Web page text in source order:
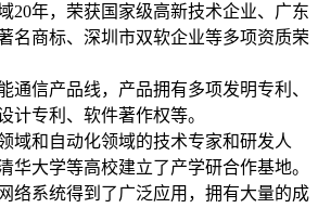
20年，荣获国家级高新技术企业、广东
名商标、深圳市双软企业等多项资质荣
通信产品线，产品拥有多项发明专利、
计专利、软件著作权等。
域和自动化领域的技术专家和研发人
华大学等高校建立了产学研合作基地。
络系统得到了广泛应用，拥有大量的成